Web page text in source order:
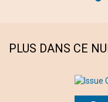
PLUS DANS CE